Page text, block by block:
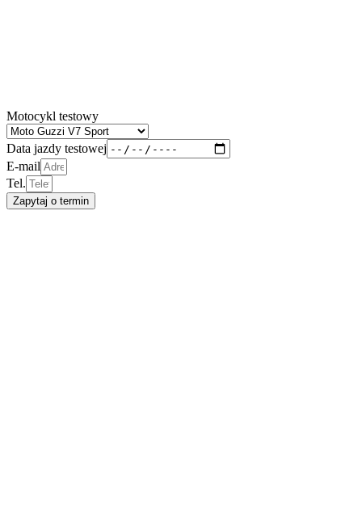
Motocykl testowy
Data jazdy testowej
E-mail
Tel.
Zapytaj o termin